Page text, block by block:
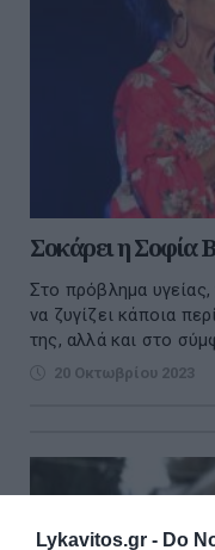
Lykavitos.gr - Do
Σοκάρει η Σοφία
Στο πρόβλημα
να ζυγίζει κάποια
της, αλλά και στο
20 Οκτωβρίου 2023